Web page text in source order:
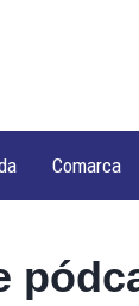
Comarca